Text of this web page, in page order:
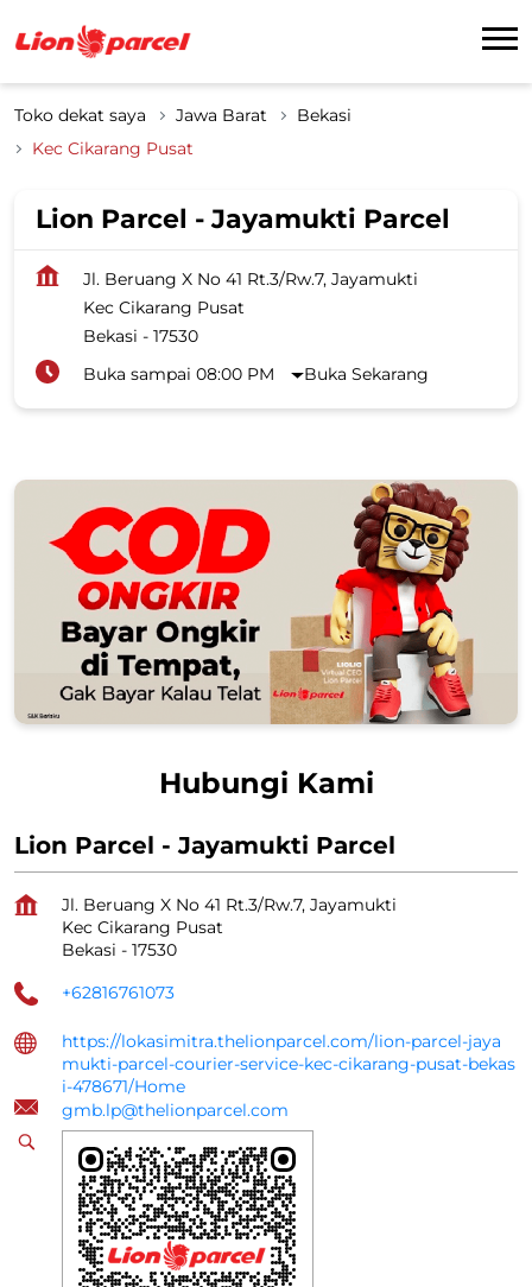
Toko dekat saya Jawa Barat
Bekasi
Kec Cikarang Pusat
Lion Parcel - Jayamukti Parcel
Jl. Beruang X No 41 Rt.3/Rw.7, Jayamukti
Kec Cikarang Pusat
Bekasi - 17530
Buka sampai 08:00 PM
Buka Sekarang
Hubungi Kami
Lion Parcel - Jayamukti Parcel
Jl. Beruang X No 41 Rt.3/Rw.7, Jayamukti
Kec Cikarang Pusat
Bekasi - 17530
+62816761073
https://lokasimitra.thelionparcel.com/lion-parcel-jaya
mukti-parcel-courier-service-kec-cikarang-pusat-bekas
i-478671/Home
gmb.lp@thelionparcel.com